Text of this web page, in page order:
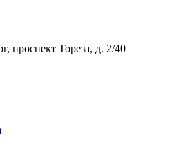
проспект Тореза, д. 2/40